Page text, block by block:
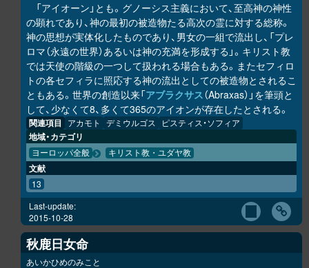
「アイオーン」とも。グノーシス主義において、至高神の神性
の顕れであり、神の最初の被造物たる高次の霊に対する総称。
神の思想が実体化したものであり、男女の一組で流出し、「プレ
ロマ（永遠の世界）あるいは神の充満を形成する」。キリスト教
では天使の階級の一つして扱われる場合もある。またセフィロ
トの各セフィラに照応する神の流出としての被造物とされるこ
ともある。世界の創造以来「アブラクサス（Abraxas）」を筆頭と
して、少なくて8、多くて365のアイオンが存在したとされる。
関連項目 アカモト デミウルゴス ピスティス・ソフィア
地域・カテゴリ
ヨーロッパ全般 キリスト教・ユダヤ教
文献
13
Last-update:
2015-10-28
秋鹿日女命
あいかひめのみこと